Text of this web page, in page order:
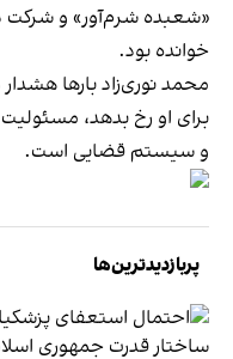
«شعبده شرم‌آور» و شرکت در
خوانده بود.
محمد نوری‌زاد بارها
برای او رخ بدهد،
و سیستم قضایی است.
پربازدیدترین‌ها